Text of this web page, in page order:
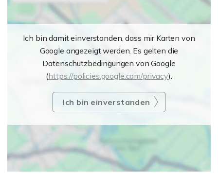
Ich bin damit einverstanden, dass mir Karten von
Google angezeigt werden. Es gelten die
Datenschutzbedingungen von Google
(https://policies.google.com/privacy).
Ich bin einverstanden